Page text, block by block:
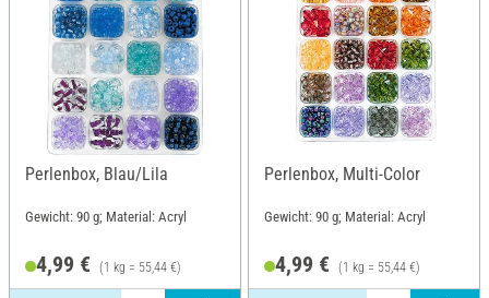
Perlenbox, Blau/Lila
Gewicht: 90 g; Material: Acryl
4,99 € (1 kg = 55,44 €)
Perlenbox, Multi-Color
Gewicht: 90 g; Material: Acryl
4,99 € (1 kg = 55,44 €)